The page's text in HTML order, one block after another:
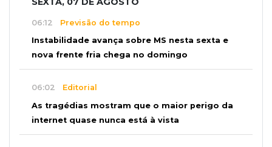
06:12 Previsão do tempo
Instabilidade avança sobre MS nesta sexta e
nova frente fria chega no domingo
06:02 Editorial
As tragédias mostram que o maior perigo da
internet quase nunca está à vista